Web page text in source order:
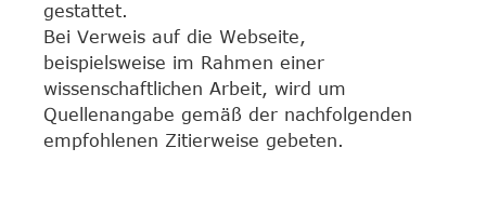
gestattet.
Bei Verweis auf die Webseite,
beispielsweise im Rahmen einer
wissenschaftlichen Arbeit, wird um
Quellenangabe gemäß der nachfolgenden
empfohlenen Zitierweise gebeten.